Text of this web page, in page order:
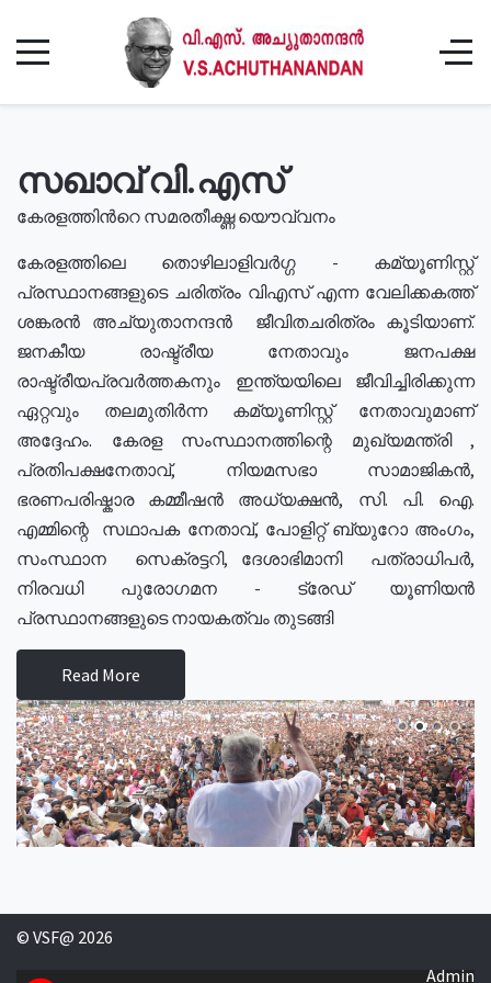
സഖാവ് വി.എസ്
കേരളത്തിൻറെ സമരതീക്ഷ്ണ യൌവ്വനം
കേരളത്തിലെ തൊഴിലാളിവർഗ്ഗ - കമ്യൂണിസ്റ്റ്
പ്രസ്ഥാനങ്ങളുടെ ചരിത്രം വിഎസ് എന്ന വേലിക്കകത്ത്
ശങ്കരൻ അച്യുതാനന്ദൻ ജീവിതചരിത്രം കൂടിയാണ്.
ജനകീയ രാഷ്ട്രീയ നേതാവും ജനപക്ഷ
രാഷ്ട്രീയപ്രവർത്തകനും ഇന്ത്യയിലെ ജീവിച്ചിരിക്കുന്ന
ഏറ്റവും തലമുതിർന്ന കമ്യൂണിസ്റ്റ് നേതാവുമാണ്
അദ്ദേഹം. കേരള സംസ്ഥാനത്തിന്റെ മുഖ്യമന്ത്രി ,
പ്രതിപക്ഷനേതാവ്, നിയമസഭാ സാമാജികൻ,
ഭരണപരിഷ്കാര കമ്മീഷൻ അധ്യക്ഷൻ, സി. പി. ഐ.
എമ്മിന്റെ സഥാപക നേതാവ്, പോളിറ്റ് ബ്യുറോ അംഗം,
സംസ്ഥാന സെക്രട്ടറി, ദേശാഭിമാനി പത്രാധിപർ,
നിരവധി പുരോഗമന - ട്രേഡ് യൂണിയൻ
പ്രസ്ഥാനങ്ങളുടെ നായകത്വം തുടങ്ങി
Read More
© VSF@ 2026
Admin